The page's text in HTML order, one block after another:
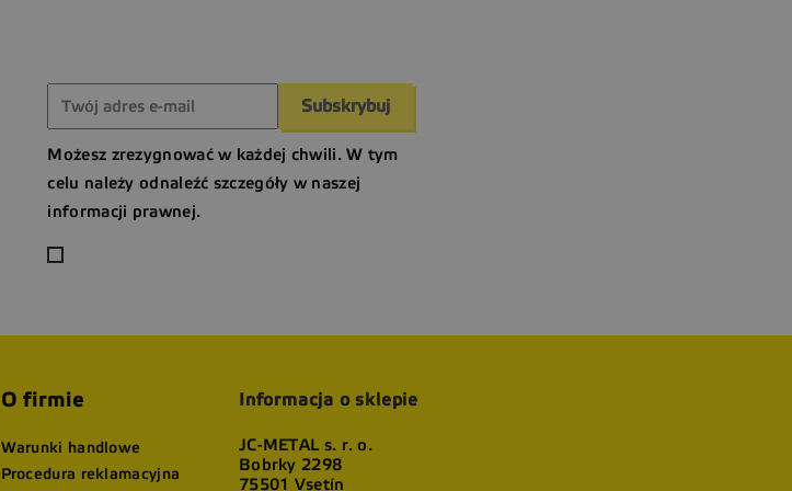
Możesz zrezygnować w każdej chwili. W tym
celu należy odnaleźć szczegóły w naszej
informacji prawnej.
O firmie
Warunki handlowe
Procedura reklamacyjna
Informacja o sklepie
JC-METAL s. r. o.
Bobrky 2298
75501 Vsetín